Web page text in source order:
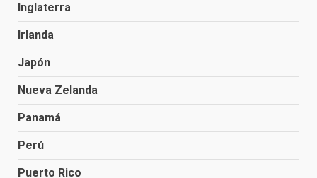
Inglaterra
Irlanda
Japón
Nueva Zelanda
Panamá
Perú
Puerto Rico